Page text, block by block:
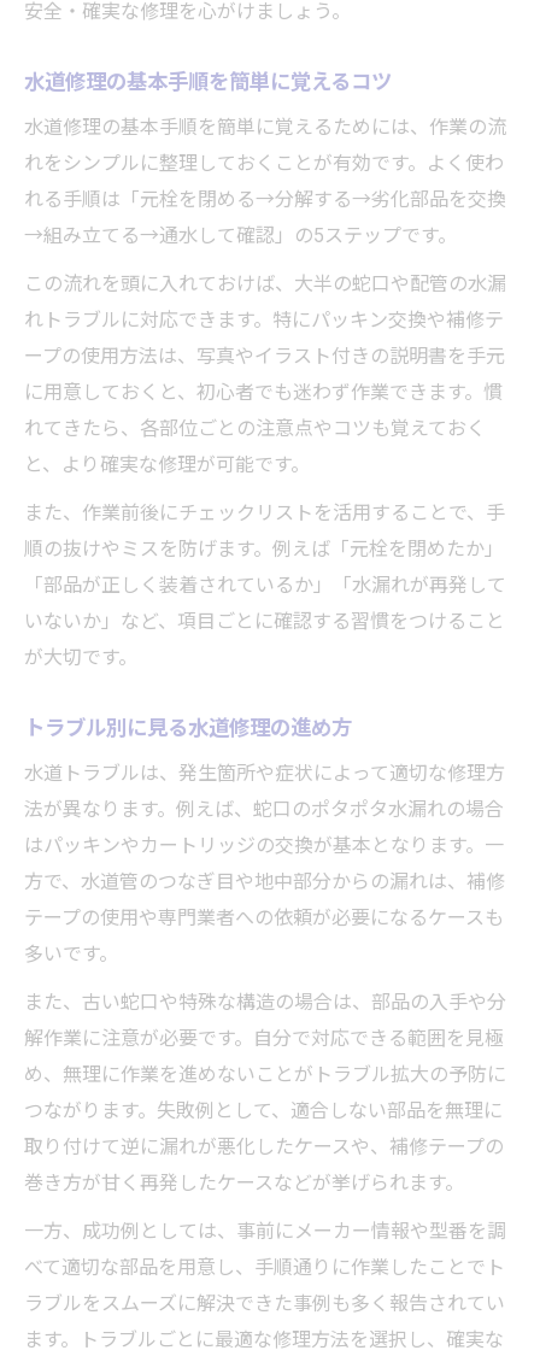
安全・確実な修理を心がけましょう。
水道修理の基本手順を簡単に覚えるコツ
水道修理の基本手順を簡単に覚えるためには、作業の流
れをシンプルに整理しておくことが有効です。よく使わ
れる手順は「元栓を閉める→分解する→劣化部品を交換
→組み立てる→通水して確認」の5ステップです。
この流れを頭に入れておけば、大半の蛇口や配管の水漏
れトラブルに対応できます。特にパッキン交換や補修テ
ープの使用方法は、写真やイラスト付きの説明書を手元
に用意しておくと、初心者でも迷わず作業できます。慣
れてきたら、各部位ごとの注意点やコツも覚えておく
と、より確実な修理が可能です。
また、作業前後にチェックリストを活用することで、手
順の抜けやミスを防げます。例えば「元栓を閉めたか」
「部品が正しく装着されているか」「水漏れが再発して
いないか」など、項目ごとに確認する習慣をつけること
が大切です。
トラブル別に見る水道修理の進め方
水道トラブルは、発生箇所や症状によって適切な修理方
法が異なります。例えば、蛇口のポタポタ水漏れの場合
はパッキンやカートリッジの交換が基本となります。一
方で、水道管のつなぎ目や地中部分からの漏れは、補修
テープの使用や専門業者への依頼が必要になるケースも
多いです。
また、古い蛇口や特殊な構造の場合は、部品の入手や分
解作業に注意が必要です。自分で対応できる範囲を見極
め、無理に作業を進めないことがトラブル拡大の予防に
つながります。失敗例として、適合しない部品を無理に
取り付けて逆に漏れが悪化したケースや、補修テープの
巻き方が甘く再発したケースなどが挙げられます。
一方、成功例としては、事前にメーカー情報や型番を調
べて適切な部品を用意し、手順通りに作業したことでト
ラブルをスムーズに解決できた事例も多く報告されてい
ます。トラブルごとに最適な修理方法を選択し、確実な